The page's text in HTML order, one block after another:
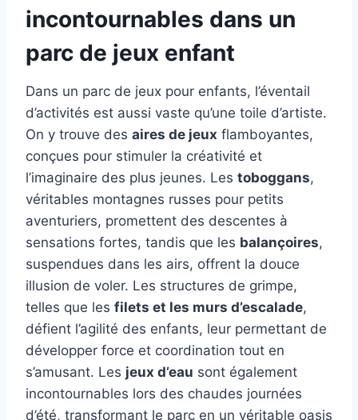
incontournables dans un
parc de jeux enfant
Dans un parc de jeux pour enfants, l’éventail
d’activités est aussi vaste qu’une toile d’artiste.
On y trouve des aires de jeux flamboyantes,
conçues pour stimuler la créativité et
l’imaginaire des plus jeunes. Les toboggans,
véritables montagnes russes pour petits
aventuriers, promettent des descentes à
sensations fortes, tandis que les balançoires,
suspendues dans les airs, offrent la douce
illusion de voler. Les structures de grimpe,
telles que les filets et les murs d’escalade,
défient l’agilité des enfants, leur permettant de
développer force et coordination tout en
s’amusant. Les jeux d’eau sont également
incontournables lors des chaudes journées
d’été, transformant le parc en un véritable oasis